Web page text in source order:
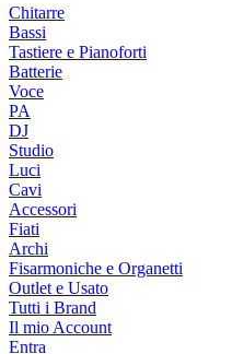
Chitarre
Bassi
Tastiere e Pianoforti
Batterie
Voce
PA
DJ
Studio
Luci
Cavi
Accessori
Fiati
Archi
Fisarmoniche e Organetti
Outlet e Usato
Tutti i Brand
Il mio Account
Entra